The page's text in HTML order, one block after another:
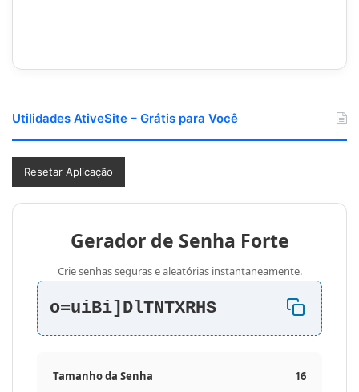
Utilidades AtiveSite – Grátis para Você
Resetar Aplicação
Gerador de Senha Forte
Crie senhas seguras e aleatórias instantaneamente.
o=uiBi]DlTNTXRHS
Tamanho da Senha 16